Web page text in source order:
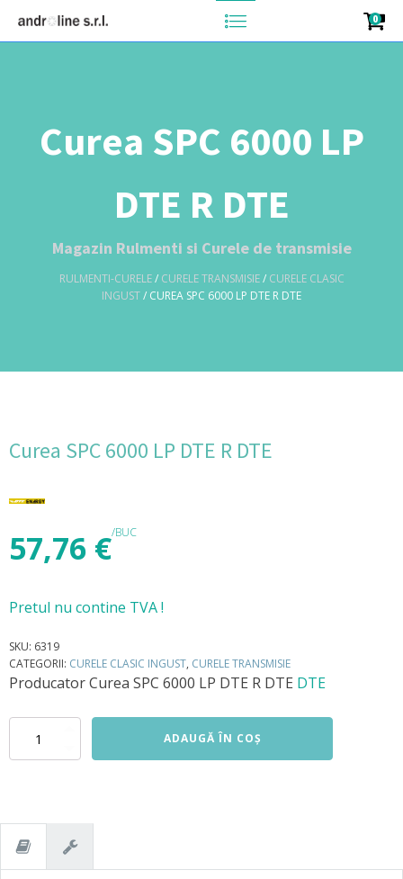
0
Curea SPC 6000 LP
DTE R DTE
Magazin Rulmenti si Curele de transmisie
RULMENTI-CURELE/ CURELE TRANSMISIE/ CURELE CLASIC
INGUST/ CUREA SPC 6000 LP DTE R DTE
Curea SPC 6000 LP DTE R DTE
57,76 €/BUC
Pretul nu contine TVA !
SKU: 6319
CATEGORII: CURELE CLASIC INGUST, CURELE TRANSMISIE
ProducatorCurea SPC 6000 LP DTE R DTE DTE
Cantitate
DTE
ADAUGĂ ÎN COȘ